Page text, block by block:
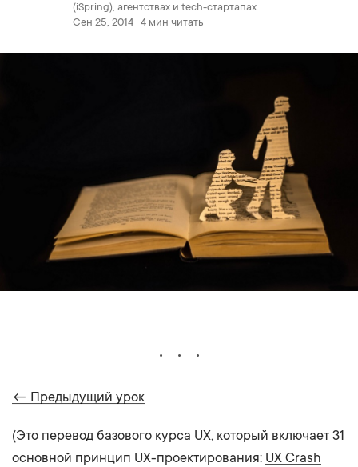
(iSpring), агентствах и tech-стартапах.
Сен 25, 2014 · 4 мин читать
← Предыдущий урок
(Это перевод базового курса UX, который включает 31
основной принцип UX-проектирования: UX Crash